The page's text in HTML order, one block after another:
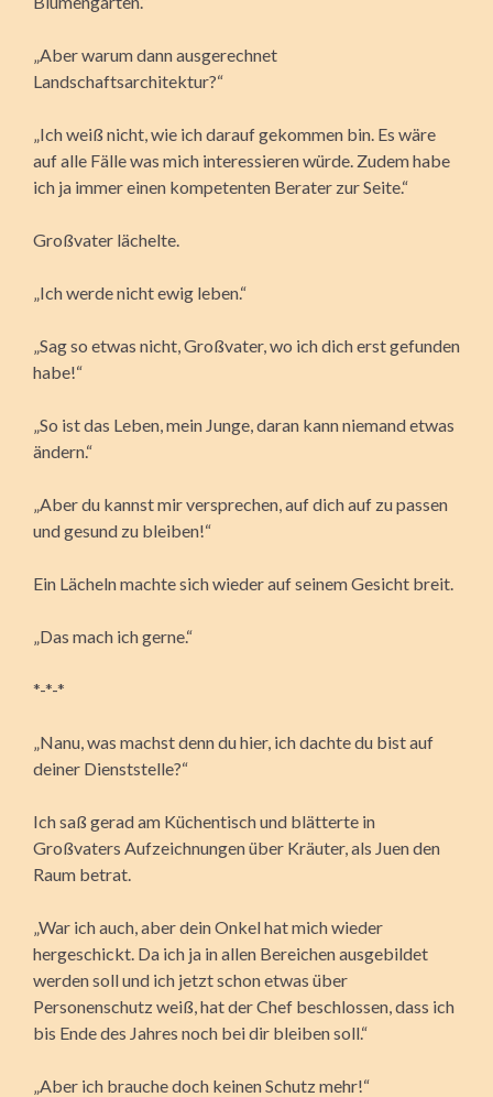
„Aber warum dann ausgerechnet
Landschaftsarchitektur?“
„Ich weiß nicht, wie ich darauf gekommen bin. Es wäre
auf alle Fälle was mich interessieren würde. Zudem habe
ich ja immer einen kompetenten Berater zur Seite.“
Großvater lächelte.
„Ich werde nicht ewig leben.“
„Sag so etwas nicht, Großvater, wo ich dich erst gefunden
habe!“
„So ist das Leben, mein Junge, daran kann niemand etwas
ändern.“
„Aber du kannst mir versprechen, auf dich auf zu passen
und gesund zu bleiben!“
Ein Lächeln machte sich wieder auf seinem Gesicht breit.
„Das mach ich gerne.“
*-*-*
„Nanu, was machst denn du hier, ich dachte du bist auf
deiner Dienststelle?“
Ich saß gerad am Küchentisch und blätterte in
Großvaters Aufzeichnungen über Kräuter, als Juen den
Raum betrat.
„War ich auch, aber dein Onkel hat mich wieder
hergeschickt. Da ich ja in allen Bereichen ausgebildet
werden soll und ich jetzt schon etwas über
Personenschutz weiß, hat der Chef beschlossen, dass ich
bis Ende des Jahres noch bei dir bleiben soll.“
„Aber ich brauche doch keinen Schutz mehr!“